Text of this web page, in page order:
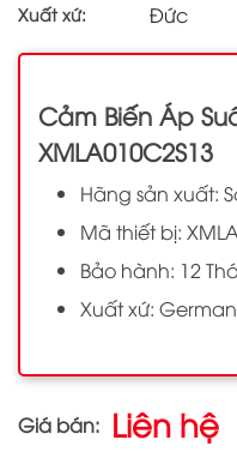
Xuất xứ: Đức
Cảm Biến Áp
XMLA010C2S13
Hãng sản xuất:
Mã thiết bị:
Bảo hành: 12
Xuất xứ:
Giá bán: Liên hệ